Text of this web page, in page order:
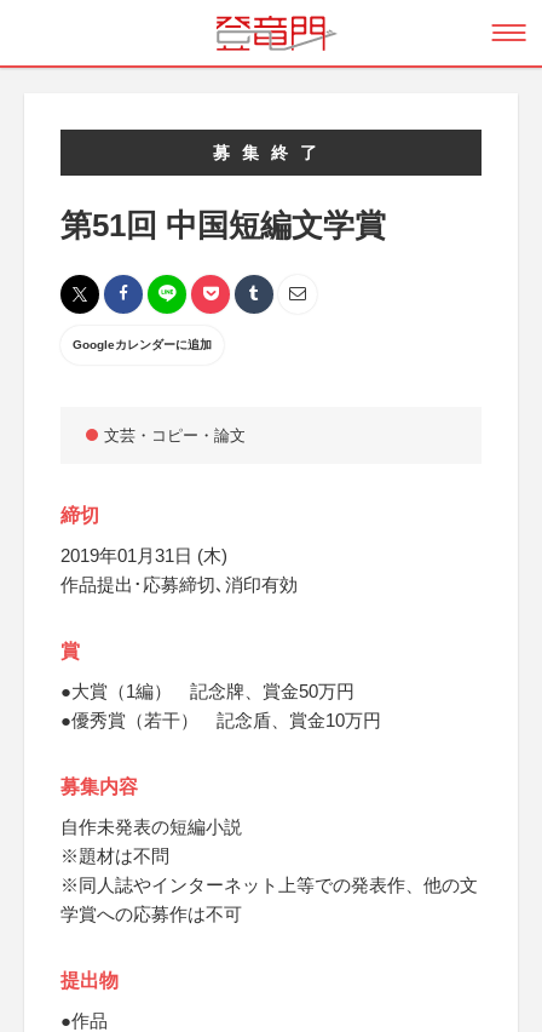
募集終了
第51回 中国短編文学賞
Googleカレンダーに追加
文芸・コピー・論文
締切
2019年01月31日 (木)
作品提出･応募締切､消印有効
賞
●大賞（1編） 記念牌、賞金50万円
●優秀賞（若干） 記念盾、賞金10万円
募集内容
自作未発表の短編小説
※題材は不問
※同人誌やインターネット上等での発表作、他の文
学賞への応募作は不可
提出物
●作品